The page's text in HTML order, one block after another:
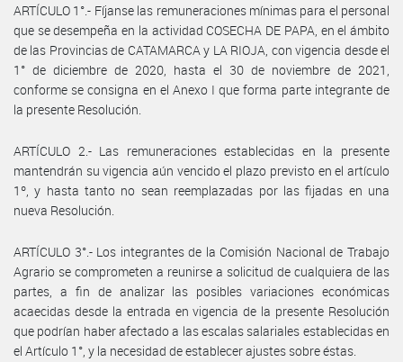
ARTÍCULO 1°.- Fíjanse las remuneraciones mínimas para el personal
que se desempeña en la actividad COSECHA DE PAPA, en el ámbito
de las Provincias de CATAMARCA y LA RIOJA, con vigencia desde el
1° de diciembre de 2020, hasta el 30 de noviembre de 2021,
conforme se consigna en el Anexo I que forma parte integrante de
la presente Resolución.
ARTÍCULO 2.- Las remuneraciones establecidas en la presente
mantendrán su vigencia aún vencido el plazo previsto en el artículo
1º, y hasta tanto no sean reemplazadas por las fijadas en una
nueva Resolución.
ARTÍCULO 3°.- Los integrantes de la Comisión Nacional de Trabajo
Agrario se comprometen a reunirse a solicitud de cualquiera de las
partes, a fin de analizar las posibles variaciones económicas
acaecidas desde la entrada en vigencia de la presente Resolución
que podrían haber afectado a las escalas salariales establecidas en
el Artículo 1°, y la necesidad de establecer ajustes sobre éstas.